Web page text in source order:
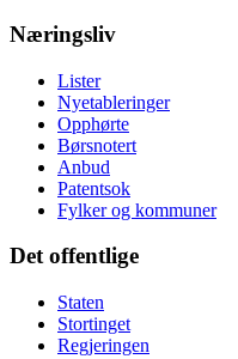
Næringsliv
Lister
Nyetableringer
Opphørte
Børsnotert
Anbud
Patentsok
Fylker og kommuner
Det offentlige
Staten
Stortinget
Regjeringen